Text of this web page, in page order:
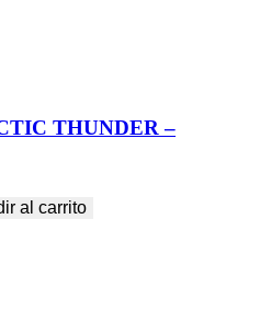
THUNDER –
al carrito